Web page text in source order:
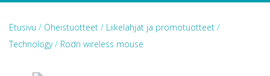
Etusivu / Oheistuotteet / Liikelahjat ja promotuotteet /
Technology/ Rodri wireless mouse